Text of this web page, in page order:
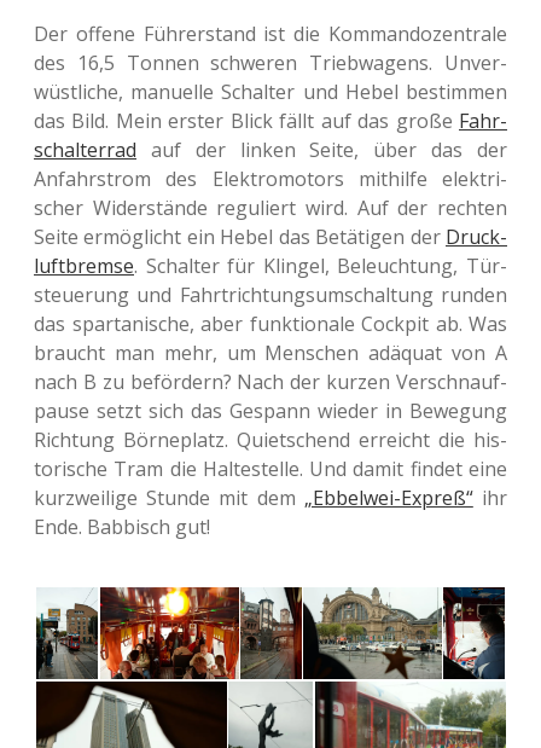
Der offene Füh­rer­stand ist die Kom­man­do­zen­tra­le
des 16,5 Tonnen schwe­ren Trieb­wa­gens. Unver­
wüst­li­che, manu­el­le Schal­ter und Hebel bestim­men
das Bild. Mein erster Blick fällt auf das große Fahr­
schal­ter­rad auf der linken Seite, über das der
Anfahr­strom des Elek­tro­mo­tors mit­hil­fe elek­tri­
scher Wider­stän­de regu­liert wird. Auf der rech­ten
Seite ermög­licht ein Hebel das Betä­ti­gen der Druck­
luft­brem­se. Schal­ter für Klin­gel, Beleuch­tung, Tür­
steue­rung und Fahrt­rich­tungs­um­schal­tung runden
das spar­ta­ni­sche, aber funk­tio­na­le Cock­pit ab. Was
braucht man mehr, um Men­schen adäquat von A
nach B zu beför­dern? Nach der kurzen Ver­schnauf­
pau­se setzt sich das Gespann wieder in Bewe­gung
Rich­tung Börn­eplatz. Quiet­schend erreicht die his­
to­ri­sche Tram die Hal­te­stel­le. Und damit findet eine
kurz­wei­li­ge Stunde mit dem „Ebbel­wei-Expreß“ihr
Ende. Bab­bisch gut!